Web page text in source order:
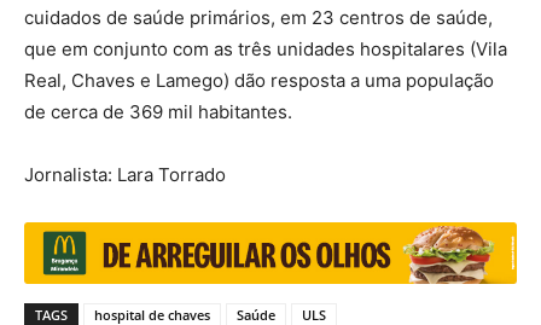
cuidados de saúde primários, em 23 centros de saúde,
que em conjunto com as três unidades hospitalares (Vila
Real, Chaves e Lamego) dão resposta a uma população
de cerca de 369 mil habitantes.
Jornalista: Lara Torrado
TAGS hospital de chaves Saúde ULS